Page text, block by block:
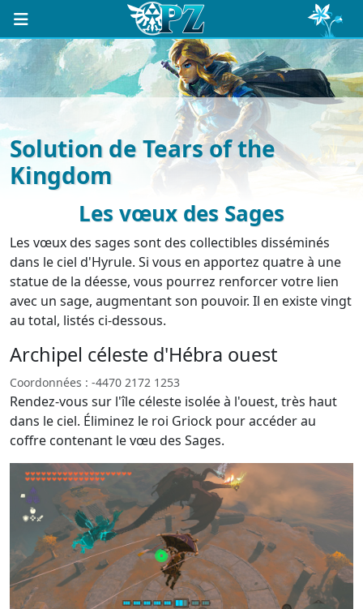
Solution de Tears of the
Kingdom
Les vœux des Sages
Les vœux des sages sont des collectibles disséminés
dans le ciel d'Hyrule. Si vous en apportez quatre à une
statue de la déesse, vous pourrez renforcer votre lien
avec un sage, augmentant son pouvoir. Il en existe vingt
au total, listés ci-dessous.
Archipel céleste d'Hébra ouest
Coordonnées : -4470 2172 1253
Rendez-vous sur l'île céleste isolée à l'ouest, très haut
dans le ciel. Éliminez le roi Griock pour accéder au
coffre contenant le vœu des Sages.